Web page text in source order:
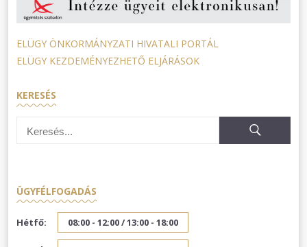
ELÜGY ÖNKORMÁNYZATI HIVATALI PORTÁL
ELÜGY KEZDEMÉNYEZHETŐ ELJÁRÁSOK
KERESÉS
ÜGYFÉLFOGADÁS
Hétfő: 08:00 - 12:00 /13:00 - 18:00